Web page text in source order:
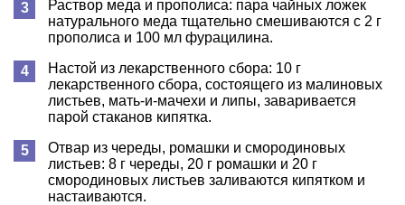
Раствор меда и прополиса: пара чайных ложек
натурального меда тщательно смешиваются с 2 г
прополиса и 100 мл фурацилина.
Настой из лекарственного сбора: 10 г
лекарственного сбора, состоящего из малиновых
листьев, мать-и-мачехи и липы, заваривается
парой стаканов кипятка.
Отвар из череды, ромашки и смородиновых
листьев: 8 г череды, 20 г ромашки и 20 г
смородиновых листьев заливаются кипятком и
настаиваются.